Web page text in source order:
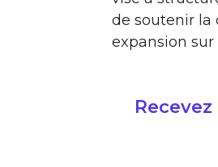
de soutenir la
expansion